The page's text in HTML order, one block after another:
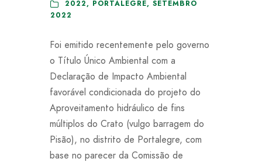
2022, PORTALEGRE, SETEMBRO
2022
Foi emitido recentemente pelo governo
o Título Único Ambiental com a
Declaração de Impacto Ambiental
favorável condicionada do projeto do
Aproveitamento hidráulico de fins
múltiplos do Crato (vulgo barragem do
Pisão), no distrito de Portalegre, com
base no parecer da Comissão de